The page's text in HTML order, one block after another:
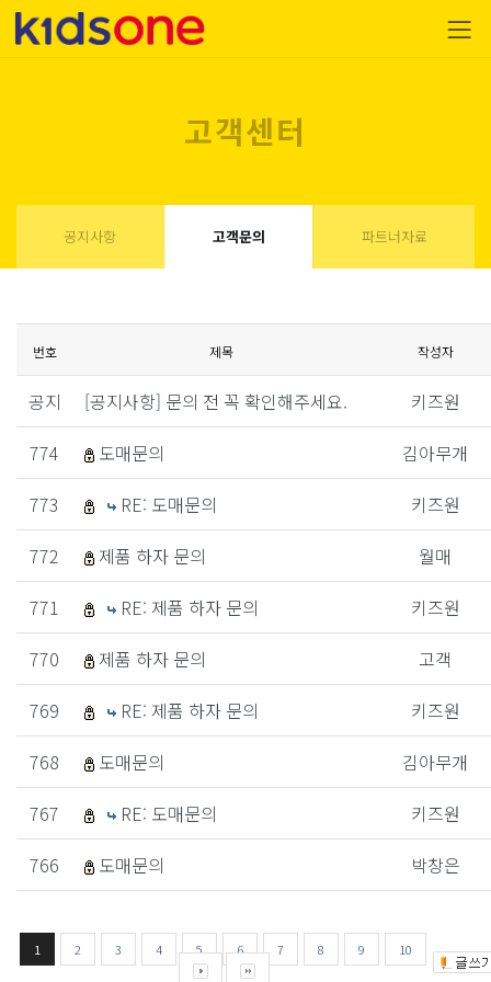
고객센터
공지사항 고객문의 파트너자료
번호 제목 작성자
공지 [공지사항] 문의 전 꼭 확인해주세요.
키즈원
774
도매문의
김아무개
773
RE: 도매문의
키즈원
772
제품 하자 문의
월매
771
RE: 제품 하자 문의
키즈원
770
제품 하자 문의
고객
769
RE: 제품 하자 문의
키즈원
768
도매문의
김아무개
767
RE: 도매문의
키즈원
766
도매문의 박창은
1 2 3 4 5 6 7 8 9 10